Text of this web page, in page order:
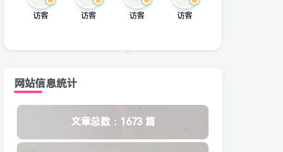
访客 访客 访客 访客
网站信息统计
文章总数：1673 篇